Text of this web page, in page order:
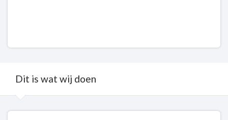
Dit is wat wij doen